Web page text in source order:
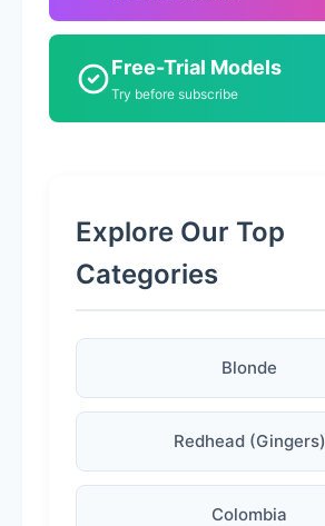
Free-Trial Models
Try before subscribe
Explore Our Top
Categories
Blonde
Redhead (Gingers)
Colombia